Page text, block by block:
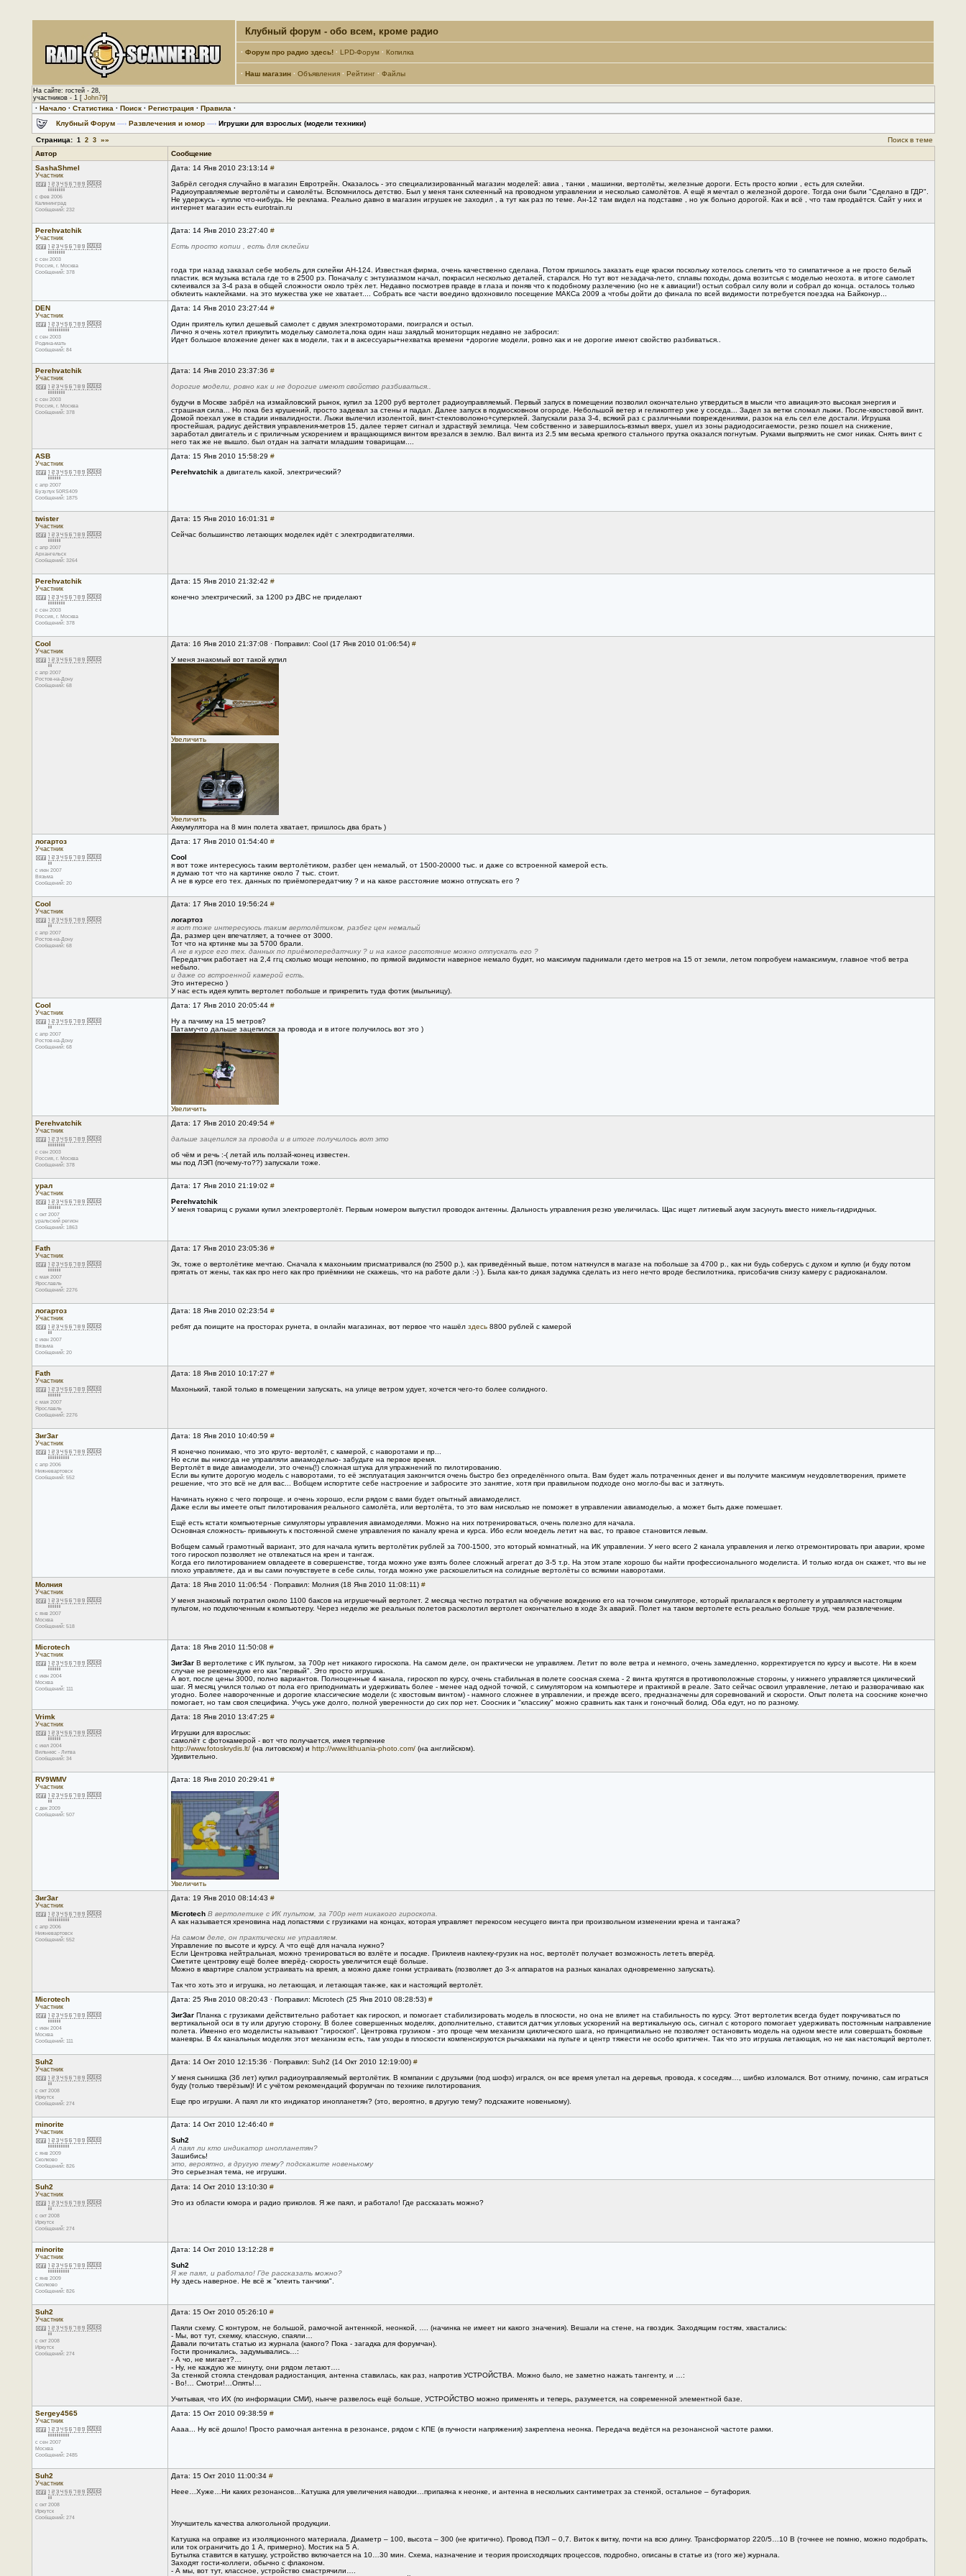
Клубный форум - обо всем, кроме радио
· Форум про радио здесь! · LPD-Форум · Копилка
· Наш магазин · Объявления · Рейтинг · Файлы
На сайте: гостей - 28,
участников - 1 [ John79]
· Начало· Статистика · Поиск· Регистрация· Правила ·
Клубный Форум —› Развлечения и юмор —›Игрушки для взрослых (модели техники)
Страница: 1 2 3 »»
Поиск в теме
Автор
Сообщение
SashaShmel
Участник
с фев 2006
Калининград
Сообщений: 232
Дата: 14 Янв 2010 23:13:14 #
Забрёл сегодня случайно в магазин Евротрейн. Оказалось - это специализированный магазин моделей: авиа , танки , машинки, вертолёты, железные дороги. Есть просто копии , есть для склейки.
Радиоуправляемые вертолёты и самолёты. Вспомнилось детство. Был у меня танк склеенный на проводном управлении и несколько самолётов. А ещё я мечтал о железной дороге. Тогда они были "Сделано в ГДР".
Не удержусь - куплю что-нибудь. Не реклама. Реально давно в магазин игрушек не заходил , а тут как раз по теме. Ан-12 там видел на подставке , но уж больно дорогой. Как и всё , что там продаётся. Сайт у них и
интернет магазин есть eurotrain.ru
Perehvatchik
Участник
с сен 2003
Россия, г. Москва
Сообщений: 378
Дата: 14 Янв 2010 23:27:40 #
Есть просто копии , есть для склейки
года три назад заказал себе мобель для склейки АН-124. Известная фирма, очень качественно сделана. Потом пришлось заказать еще краски поскольку хотелось слепить что то симпатичное а не просто белый
пластик. вся музыка встала где то в 2500 рэ. Поначалу с энтузиазмом начал, покрасил несколько деталей, старался. Но тут вот незадача-лето, сплавы походы, дома возитсья с моделью неохота. в итоге самолет
склеивался за 3-4 раза в общей сложности около трёх лет. Недавно посмотрев правде в глаза и поняв что к подобному разлечению (но не к авиации!) остыл собрал силу воли и собрал до конца. осталось только
обклеить наклейками. на это мужества уже не хватает.... Собрать все части воедино вдохновило посещение МАКСа 2009 а чтобы дойти до финала по всей видимости потребуется поездка на Байконур...
DEN
Участник
с сен 2003
Родина-мать
Сообщений: 84
Дата: 14 Янв 2010 23:27:44 #
Один приятель купил дешевый самолет с двумя электромоторами, поигрался и остыл.
Лично я очень хотел прикупить модельку самолета,пока один наш заядлый мониторщик недавно не забросил:
Идет большое вложение денег как в модели, так и в аксессуары+нехватка времени +дорогие модели, ровно как и не дорогие имеют свойство разбиваться..
Perehvatchik
Участник
с сен 2003
Россия, г. Москва
Сообщений: 378
Дата: 14 Янв 2010 23:37:36 #
дорогие модели, ровно как и не дорогие имеют свойство разбиваться..
будучи в Москве забрёл на измайловский рынок, купил за 1200 руб вертолет радиоуправляемый. Первый запуск в помещении позволил окончательно утвердиться в мысли что авиация-это высокая энергия и
страшная сила... Но пока без крушений, просто задевал за стены и падал. Далее запуск в подмосковном огороде. Небольшой ветер и геликоптер уже у соседа... Задел за ветки сломал лыжи. После-хвостовой винт.
Домой поехал уже в стадии инвалидности. Лыжи вылечил изолентой, винт-стекловолокно+суперклей. Запускали раза 3-4, всякий раз с различными повреждениями, разок на ель сел еле достали. Игрушка
простейшая, радиус действия управления-метров 15, далее теряет сигнал и здраствуй землица. Чем собственно и завершилось-взмыл вверх, ушел из зоны радиодосигаемости, резко пошел на снижение,
заработал двигатель и с приличным ускорением и вращающимся винтом врезался в землю. Вал винта из 2.5 мм весьма крепкого стального прутка оказался погнутым. Руками выпрямить не смог никак. Снять винт с
него так же не вышло. был отдан на запчати младшим товарищам....
ASB
Участник
с апр 2007
Бузулук 50RS409
Сообщений: 1875
Дата: 15 Янв 2010 15:58:29 #
Perehvatchikа двигатель какой, электрический?
twister
Участник
с апр 2007
Архангельск
Сообщений: 3264
Дата: 15 Янв 2010 16:01:31 #
Сейчас большинство летающих моделек идёт с электродвигателями.
Perehvatchik
Участник
с сен 2003
Россия, г. Москва
Сообщений: 378
Дата: 15 Янв 2010 21:32:42 #
конечно электрический, за 1200 рэ ДВС не приделают
Cool
Участник
с апр 2007
Ростов-на-Дону
Сообщений: 68
Дата: 16 Янв 2010 21:37:08 · Поправил: Cool (17 Янв 2010 01:06:54) #
У меня знакомый вот такой купил
Увеличить
Увеличить
Аккумулятора на 8 мин полета хватает, пришлось два брать )
логартоз
Участник
с июн 2007
Вязьма
Сообщений: 20
Дата: 17 Янв 2010 01:54:40 #
Cool
я вот тоже интересуюсь таким вертолётиком, разбег цен немалый, от 1500-20000 тыс. и даже со встроенной камерой есть.
я думаю тот что на картинке около 7 тыс. стоит.
А не в курсе его тех. данных по приёмопередатчику ? и на какое расстояние можно отпускать его ?
Cool
Участник
с апр 2007
Ростов-на-Дону
Сообщений: 68
Дата: 17 Янв 2010 19:56:24 #
логартоз
я вот тоже интересуюсь таким вертолётиком, разбег цен немалый
Да, размер цен впечатляет, а точнее от 3000.
Тот что на кртинке мы за 5700 брали.
А не в курсе его тех. данных по приёмопередатчику ? и на какое расстояние можно отпускать его ?
Передатчик работает на 2,4 ггц сколько мощи непомню, по прямой видимости наверное немало будит, но максимум паднимали гдето метров на 15 от земли, летом попробуем намаксимум, главное чтоб ветра
небыло.
и даже со встроенной камерой есть.
Это интересно )
У нас есть идея купить вертолет побольше и прикрепить туда фотик (мыльницу).
Cool
Участник
с апр 2007
Ростов-на-Дону
Сообщений: 68
Дата: 17 Янв 2010 20:05:44 #
Ну а пачиму на 15 метров?
Патамучто дальше зацепился за провода и в итоге получилось вот это )
Увеличить
Perehvatchik
Участник
с сен 2003
Россия, г. Москва
Сообщений: 378
Дата: 17 Янв 2010 20:49:54 #
дальше зацепился за провода и в итоге получилось вот это
об чём и речь :-( летай иль ползай-конец известен.
мы под ЛЭП (почему-то??) запускали тоже.
урал
Участник
с окт 2007
уральский регион
Сообщений: 1863
Дата: 17 Янв 2010 21:19:02 #
Perehvatchik
У меня товарищ с руками купил электровертолёт. Первым номером выпустил проводок антенны. Дальность управления резко увеличилась. Щас ищет литиевый акум засунуть вместо никель-гидридных.
Fath
Участник
с мая 2007
Ярославль
Сообщений: 2276
Дата: 17 Янв 2010 23:05:36 #
Эх, тоже о вертолётике мечтаю. Сначала к махоньким присматривался (по 2500 р.), как приведённый выше, потом наткнулся в магазе на побольше за 4700 р., как ни будь соберусь с духом и куплю (и буду потом
прятать от жены, так как про него как про приёмники не скажешь, что на работе дали :-) ). Была как-то дикая задумка сделать из него нечто вроде беспилотника, присобачив снизу камеру с радиоканалом.
логартоз
Участник
с июн 2007
Вязьма
Сообщений: 20
Дата: 18 Янв 2010 02:23:54 #
ребят да поищите на просторах рунета, в онлайн магазинах, вот первое что нашёл здесь8800 рублей с камерой
Fath
Участник
с мая 2007
Ярославль
Сообщений: 2276
Дата: 18 Янв 2010 10:17:27 #
Махонький, такой только в помещении запускать, на улице ветром удует, хочется чего-то более солидного.
ЗигЗаг
Участник
с апр 2006
Нижневартовск
Сообщений: 552
Дата: 18 Янв 2010 10:40:59 #
Я конечно понимаю, что это круто- вертолёт, с камерой, с наворотами и пр...
Но если вы никогда не управляли авиамоделью- забудьте на первое время.
Вертолёт в виде авиамодели, это очень(!) сложная штука для упражнений по пилотированию.
Если вы купите дорогую модель с наворотами, то её эксплуатация закончится очень быстро без определённого опыта. Вам будет жаль потраченных денег и вы получите максимум неудовлетворения, примете
решение, что это всё не для вас... Вобщем испортите себе настроение и забросите это занятие, хотя при правильном подходе оно могло-бы вас и затянуть.
Начинать нужно с чего попроще. и очень хорошо, если рядом с вами будет опытный авиамоделист.
Даже если вы имеете опыт пилотирования реального самолёта, или вертолёта, то это вам нисколько не поможет в управлении авиамоделью, а может быть даже помешает.
Ещё есть кстати компьютерные симуляторы управления авиамоделями. Можно на них потренироваться, очень полезно для начала.
Основная сложность- привыкнуть к постоянной смене управления по каналу крена и курса. Ибо если моедель летит на вас, то правое становится левым.
Вобщем самый грамотный вариант, это для начала купить вертолётик рублей за 700-1500, это который комнатный, на ИК управлении. У него всего 2 канала управления и легко отремонтировать при аварии, кроме
того гироскоп позволяет не отвлекаться на крен и тангаж.
Когда его пилотированием овладеете в совершенстве, тогда можно уже взять более сложный агрегат до 3-5 т.р. На этом этапе хорошо бы найти профессионального моделиста. И только когда он скажет, что вы не
плохо управляете, да и вы сами почувствуете в себе силы, тогда можно уже раскошелиться на солидные вертолёты со всякими наворотами.
Молния
Участник
с янв 2007
Москва
Сообщений: 518
Дата: 18 Янв 2010 11:06:54 · Поправил: Молния (18 Янв 2010 11:08:11) #
У меня знакомый потратил около 1100 баксов на игрушечный вертолет. 2 месяца честно потратил на обучение вождению его на точном симуляторе, который прилагался к вертолету и управлялся настоящим
пультом, но подключенным к компьютеру. Через неделю же реальных полетов расколотил вертолет окончательно в ходе 3х аварий. Полет на таком вертолете есть реально больше труд, чем развлечение.
Microtech
Участник
с июн 2004
Москва
Сообщений: 111
Дата: 18 Янв 2010 11:50:08 #
ЗигЗагВ вертолетике с ИК пультом, за 700р нет никакого гироскопа. На самом деле, он практически не управляем. Летит по воле ветра и немного, очень замедленно, корректируется по курсу и высоте. Ни в коем
случае не рекомендую его как "первый". Это просто игрушка.
А вот, после цены 3000, полно вариантов. Полноценные 4 канала, гироскоп по курсу, очень стабильная в полете соосная схема - 2 винта крутятся в противоположные стороны, у нижнего управляется циклический
шаг. Я месяц учился только от пола его приподнимать и удерживать более - менее над одной точкой, с симулятором на компьютере и практикой в реале. Зато сейчас освоил управление, летаю и разворачиваю как
угодно. Более навороченные и дорогие классические модели (с хвостовым винтом) - намного сложнее в управлении, и прежде всего, предназначены для соревнований и скорости. Опыт полета на сооснике конечно
помогает, но там своя специфика. Учусь уже долго, полной уверенности до сих пор нет. Соосник и "классику" можно сравнить как танк и гоночный болид. Оба едут, но по разному.
Vrimk
Участник
с июл 2004
Вильнюс - Литва
Сообщений: 34
Дата: 18 Янв 2010 13:47:25 #
Игрушки для взрослых:
самолёт с фотокамерой - вот что получается, имея терпение
http://www.fotoskrydis.lt/(на литовском) и http://www.lithuania-photo.com/(на английском).
Удивительно.
RV9WMV
Участник
с дек 2009
Сообщений: 507
Дата: 18 Янв 2010 20:29:41 #
Увеличить
ЗигЗаг
Участник
с апр 2006
Нижневартовск
Сообщений: 552
Дата: 19 Янв 2010 08:14:43 #
MicrotechВ вертолетике с ИК пультом, за 700р нет никакого гироскопа.
А как называется хреновина над лопастями с грузиками на концах, которая управляет перекосом несущего винта при произвольном изменении крена и тангажа?
На самом деле, он практически не управляем.
Управление по высоте и курсу. А что ещё для начала нужно?
Если Центровка нейтральная, можно тренироваться во взлёте и посадке. Приклеив наклеку-грузик на нос, вертолёт получает возможность лететь вперёд.
Сметите центровку ещё более вперёд- скорость увеличится ещё больше.
Можно в квартире слалом устраивать на время, а можно даже гонки устраивать (позволяет до 3-х аппаратов на разных каналах одновременно запускать).
Так что хоть это и игрушка, но летающая, и летающая так-же, как и настоящий вертолёт.
Microtech
Участник
с июн 2004
Москва
Сообщений: 111
Дата: 25 Янв 2010 08:20:43 · Поправил: Microtech (25 Янв 2010 08:28:53) #
ЗигЗагПланка с грузиками действительно работает как гироскоп, и помогает стабилизировать модель в плоскости, но она не влияет на стабильность по курсу. Этот вертолетик всегда будет покручиваться по
вертикальной оси в ту или другую сторону. В более совершенных моделях, дополнительно, ставится датчик угловых ускорений на вертикальную ось, сигнал с которого помогает удерживать постоянным направление
полета. Именно его моделисты называют "гироскоп". Центровка грузиком - это проще чем механизм циклического шага, но принципиально не позволяет остановить модель на одном месте или совершать боковые
маневры. В 4х канальных моделях этот механизм есть, там уходы в плоскости компенсируются рычажками на пульте и центр тяжести не особо критичен. Так что это игрушка летающая, но не как настоящий вертолет.
Suh2
Участник
с окт 2008
Иркутск
Сообщений: 274
Дата: 14 Окт 2010 12:15:36 · Поправил: Suh2 (14 Окт 2010 12:19:00) #
У меня сынишка (36 лет) купил радиоуправляемый вертолётик. В компании с друзьями (под шофэ) игрался, он все время улетал на деревья, провода, к соседям…, шибко изломался. Вот отниму, починю, сам играться
буду (только тверёзым)! И с учётом рекомендаций форумчан по технике пилотирования.
Еще про игрушки. А паял ли кто индикатор инопланетян? (это, вероятно, в другую тему? подскажите новенькому).
minorite
Участник
с янв 2009
Сколково
Сообщений: 826
Дата: 14 Окт 2010 12:46:40 #
Suh2
А паял ли кто индикатор инопланетян?
Зашибись!
это, вероятно, в другую тему? подскажите новенькому
Это серьезная тема, не игрушки.
Suh2
Участник
с окт 2008
Иркутск
Сообщений: 274
Дата: 14 Окт 2010 13:10:30 #
Это из области юмора и радио приколов. Я же паял, и работало! Где рассказать можно?
minorite
Участник
с янв 2009
Сколково
Сообщений: 826
Дата: 14 Окт 2010 13:12:28 #
Suh2
Я же паял, и работало! Где рассказать можно?
Ну здесь наверное. Не всё ж "клеить танчики".
Suh2
Участник
с окт 2008
Иркутск
Сообщений: 274
Дата: 15 Окт 2010 05:26:10 #
Паяли схему. С контуром, не большой, рамочной антеннкой, неонкой, …. (начинка не имеет ни какого значения). Вешали на стене, на гвоздик. Заходящим гостям, хвастались:
- Мы, вот тут, схемку, классную, спаяли…
Давали почитать статью из журнала (какого? Пока - загадка для форумчан).
Гости проникались, задумывались…:
- А чо, не мигает?…
- Ну, не каждую же минуту, они рядом летают….
За стенкой стояла стендовая радиостанция, антенна ставилась, как раз, напротив УСТРОЙСТВА. Можно было, не заметно нажать тангенту, и …:
- Во!… Смотри!…Опять!…
Учитывая, что ИХ (по информации СМИ), нынче развелось ещё больше, УСТРОЙСТВО можно применять и теперь, разумеется, на современной элементной базе.
Sergey4565
Участник
с сен 2007
Москва
Сообщений: 2485
Дата: 15 Окт 2010 09:38:59 #
Аааа... Ну всё дошло! Просто рамочная антенна в резонансе, рядом с КПЕ (в пучности напряжения) закреплена неонка. Передача ведётся на резонансной частоте рамки.
Suh2
Участник
с окт 2008
Иркутск
Сообщений: 274
Дата: 15 Окт 2010 11:00:34 #
Неее…Хуже…Ни каких резонансов…Катушка для увеличения наводки…припаяна к неонке, и антенна в нескольких сантиметрах за стенкой, остальное – бутафория.
Улучшитель качества алкогольной продукции.
Катушка на оправке из изоляционного материала. Диаметр – 100, высота – 300 (не критично). Провод ПЭЛ – 0,7. Виток к витку, почти на всю длину. Трансформатор 220/5…10 В (точнее не помню, можно подобрать,
или ток ограничить до 1 А, примерно). Мостик на 5 А.
Бутылка ставится в катушку, устройство включается на 10…30 мин. Схема, назначение и теория происходящих процессов, подробно, описаны в статье из (того же) журнала.
Заходят гости-коллеги, обычно с флаконом.
- А мы, вот тут, классное, устройство смастрячили….